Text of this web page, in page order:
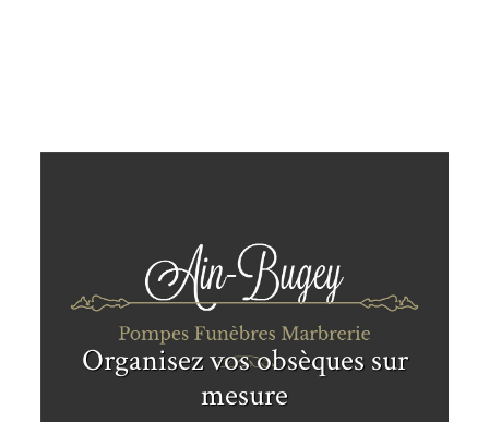
Organisez vos obsèques sur
mesure